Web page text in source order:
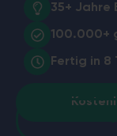
35+ Jahre
100.000+
Fertig in 8